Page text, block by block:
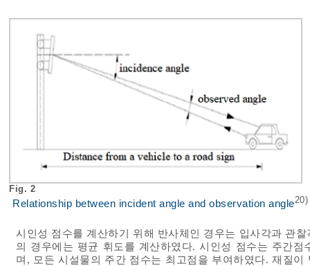
Fig. 2
Relationship between incident angle and observation angle20)
시인성 점수를 계산하기 위해 반사체인 경우는 입사각과 관
의 경우에는 평균 휘도를 계산하였다. 시인성 점수는 주간
며, 모든 시설물의 주간 점수는 최고점을 부여하였다. 재질